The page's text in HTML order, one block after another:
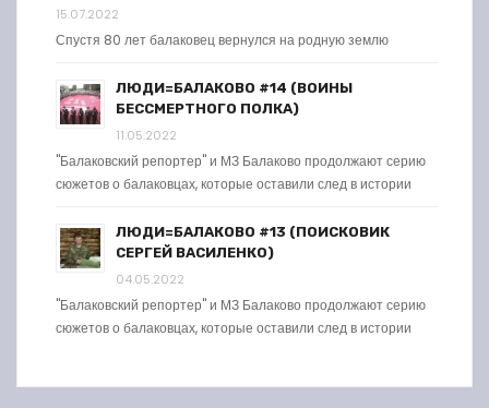
15.07.2022
Спустя 80 лет балаковец вернулся на родную землю
ЛЮДИ=БАЛАКОВО #14 (ВОИНЫ
БЕССМЕРТНОГО ПОЛКА)
11.05.2022
"Балаковский репортер" и МЗ Балаково продолжают серию
сюжетов о балаковцах, которые оставили след в истории
ЛЮДИ=БАЛАКОВО #13 (ПОИСКОВИК
СЕРГЕЙ ВАСИЛЕНКО)
04.05.2022
"Балаковский репортер" и МЗ Балаково продолжают серию
сюжетов о балаковцах, которые оставили след в истории